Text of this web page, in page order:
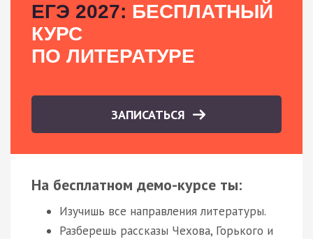
ЕГЭ 2027: БЕСПЛАТНЫЙ
КУРС
ПО ЛИТЕРАТУРЕ
ЗАПИСАТЬСЯ
На бесплатном демо-курсе ты:
Изучишь все направления литературы.
Разберешь рассказы Чехова, Горького и